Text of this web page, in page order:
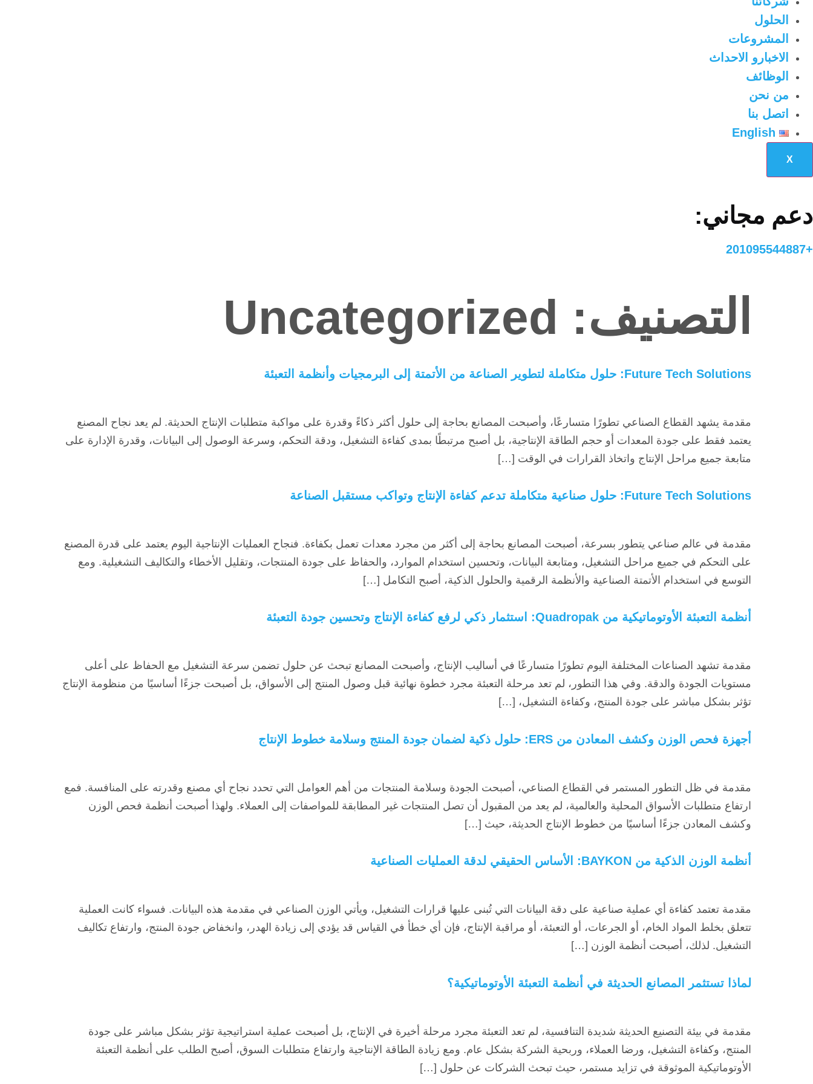
الحلول
المشروعات
الاخبارو الاحداث
الوظائف
من نحن
اتصل بنا
English
X
دعم مجاني:
+201095544887
التصنيف: Uncategorized
Future Tech Solutions: حلول متكاملة لتطوير الصناعة من الأتمتة إلى البرمجيات وأنظمة التعبئة
مقدمة يشهد القطاع الصناعي تطورًا متسارعًا، وأصبحت المصانع بحاجة إلى حلول أكثر ذكاءً وقدرة على مواكبة متطلبات الإنتاج الحديثة. لم يعد نجاح المصنع
يعتمد فقط على جودة المعدات أو حجم الطاقة الإنتاجية، بل أصبح مرتبطًا بمدى كفاءة التشغيل، ودقة التحكم، وسرعة الوصول إلى البيانات، وقدرة الإدارة على
متابعة جميع مراحل الإنتاج واتخاذ القرارات في الوقت […]
Future Tech Solutions: حلول صناعية متكاملة تدعم كفاءة الإنتاج وتواكب مستقبل الصناعة
مقدمة في عالم صناعي يتطور بسرعة، أصبحت المصانع بحاجة إلى أكثر من مجرد معدات تعمل بكفاءة. فنجاح العمليات الإنتاجية اليوم يعتمد على قدرة المصنع
على التحكم في جميع مراحل التشغيل، ومتابعة البيانات، وتحسين استخدام الموارد، والحفاظ على جودة المنتجات، وتقليل الأخطاء والتكاليف التشغيلية. ومع
التوسع في استخدام الأتمتة الصناعية والأنظمة الرقمية والحلول الذكية، أصبح التكامل […]
أنظمة التعبئة الأوتوماتيكية من Quadropak: استثمار ذكي لرفع كفاءة الإنتاج وتحسين جودة التعبئة
مقدمة تشهد الصناعات المختلفة اليوم تطورًا متسارعًا في أساليب الإنتاج، وأصبحت المصانع تبحث عن حلول تضمن سرعة التشغيل مع الحفاظ على أعلى
مستويات الجودة والدقة. وفي هذا التطور، لم تعد مرحلة التعبئة مجرد خطوة نهائية قبل وصول المنتج إلى الأسواق، بل أصبحت جزءًا أساسيًا من منظومة الإنتاج
تؤثر بشكل مباشر على جودة المنتج، وكفاءة التشغيل، […]
أجهزة فحص الوزن وكشف المعادن من ERS: حلول ذكية لضمان جودة المنتج وسلامة خطوط الإنتاج
مقدمة في ظل التطور المستمر في القطاع الصناعي، أصبحت الجودة وسلامة المنتجات من أهم العوامل التي تحدد نجاح أي مصنع وقدرته على المنافسة. فمع
ارتفاع متطلبات الأسواق المحلية والعالمية، لم يعد من المقبول أن تصل المنتجات غير المطابقة للمواصفات إلى العملاء. ولهذا أصبحت أنظمة فحص الوزن
وكشف المعادن جزءًا أساسيًا من خطوط الإنتاج الحديثة، حيث […]
أنظمة الوزن الذكية من BAYKON: الأساس الحقيقي لدقة العمليات الصناعية
مقدمة تعتمد كفاءة أي عملية صناعية على دقة البيانات التي تُبنى عليها قرارات التشغيل، ويأتي الوزن الصناعي في مقدمة هذه البيانات. فسواء كانت العملية
تتعلق بخلط المواد الخام، أو الجرعات، أو التعبئة، أو مراقبة الإنتاج، فإن أي خطأ في القياس قد يؤدي إلى زيادة الهدر، وانخفاض جودة المنتج، وارتفاع تكاليف
التشغيل. لذلك، أصبحت أنظمة الوزن […]
لماذا تستثمر المصانع الحديثة في أنظمة التعبئة الأوتوماتيكية؟
مقدمة في بيئة التصنيع الحديثة شديدة التنافسية، لم تعد التعبئة مجرد مرحلة أخيرة في الإنتاج، بل أصبحت عملية استراتيجية تؤثر بشكل مباشر على جودة
المنتج، وكفاءة التشغيل، ورضا العملاء، وربحية الشركة بشكل عام. ومع زيادة الطاقة الإنتاجية وارتفاع متطلبات السوق، أصبح الطلب على أنظمة التعبئة
الأوتوماتيكية الموثوقة في تزايد مستمر، حيث تبحث الشركات عن حلول […]